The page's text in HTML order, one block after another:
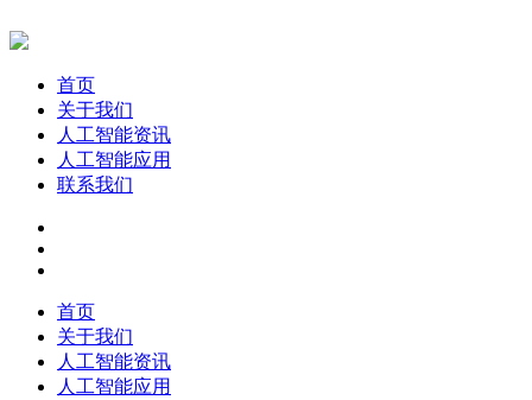
首页
关于我们
人工智能资讯
人工智能应用
联系我们
首页
关于我们
人工智能资讯
人工智能应用